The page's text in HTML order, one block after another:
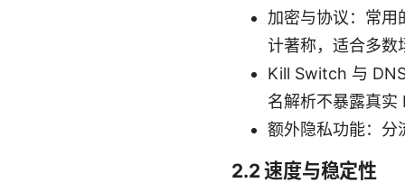
加密与协议：常
计著称，适合多数
Kill Switch 与
名解析不暴露真实
额外隐私功能：分
2.2 速度与稳定性